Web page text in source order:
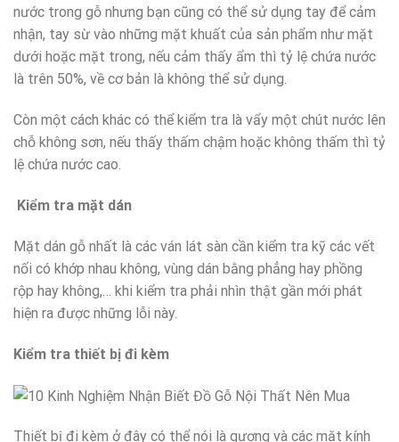
nước trong gỗ nhưng bạn cũng có thể sử dụng tay để cảm
nhận, tay sừ vào những mặt khuất của sản phẩm như mặt
dưới hoặc mặt trong, nếu cảm thấy ẩm thì tỷ lệ chứa nước
là trên 50%, về cơ bản là không thể sử dụng.
Còn một cách khác có thể kiểm tra là vẩy một chút nước lên
chỗ không sơn, nếu thấy thấm chậm hoặc không thấm thì tỷ
lệ chứa nước cao.
Kiểm tra mặt dán
Mặt dán gỗ nhất là các ván lát sàn cần kiểm tra kỹ các vết
nối có khớp nhau không, vùng dán bằng phẳng hay phồng
rộp hay không,… khi kiểm tra phải nhìn thật gần mới phát
hiện ra được những lỗi này.
Kiểm tra thiết bị đi kèm
Thiết bị đi kèm ở đây có thể nói là gương và các mặt kính